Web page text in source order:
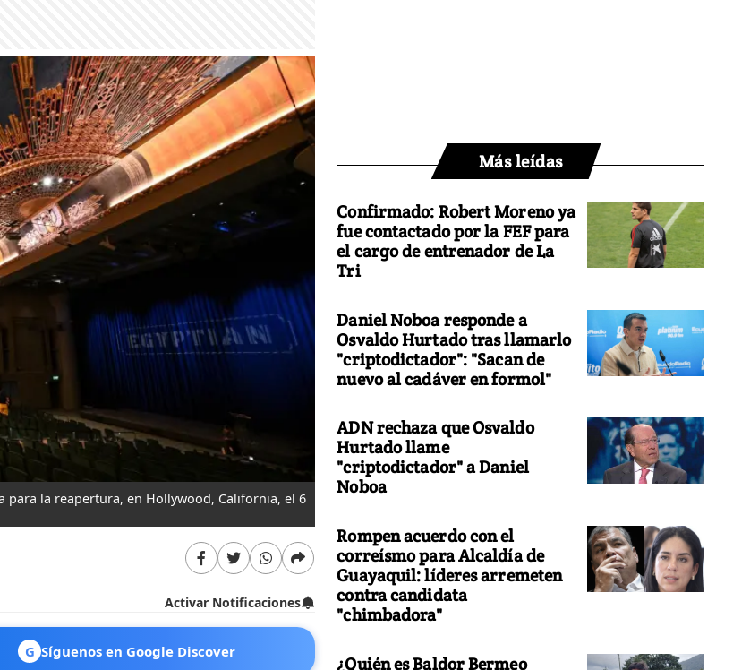
para la reapertura, en Hollywood, California, el 6
Activar Notificaciones
G Síguenos en Google Discover
Más leídas
Confirmado: Robert Moreno ya
fue contactado por la FEF para
el cargo de entrenador de La
Tri
Daniel Noboa responde a
Osvaldo Hurtado tras llamarlo
"criptodictador": "Sacan de
nuevo al cadáver en formol"
ADN rechaza que Osvaldo
Hurtado llame
"criptodictador" a Daniel
Noboa
Rompen acuerdo con el
correísmo para Alcaldía de
Guayaquil: líderes arremeten
contra candidata
"chimbadora"
¿Quién es Baldor Bermeo